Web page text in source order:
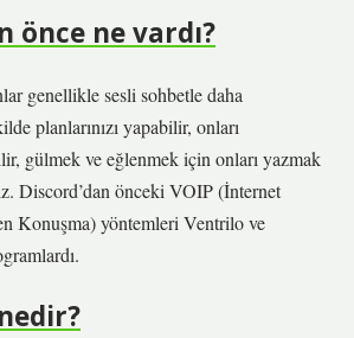
önce ne vardı?
genellikle sesli sohbetle daha
planlarınızı yapabilir, onları
gülmek ve eğlenmek için onları yazmak
Discord’dan önceki VOIP (İnternet
Konuşma) yöntemleri Ventrilo ve